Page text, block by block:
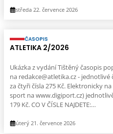
středa 22. července 2026
ČASOPIS
ATLETIKA 2/2026
Ukázka z vydání Tištěný časopis
na redakce@atletika.cz - jednotlivé
za čtyři čísla 275 Kč. Elektronicky
sport na www.digiport.cz)
179 Kč. CO V ČÍSLE NAJDETE:…
úterý 21. července 2026